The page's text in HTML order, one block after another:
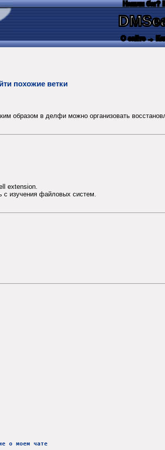
Нашли баг?
О сайте →
похожие ветки
образом в делфи можно организовать
extension.
с изучения файловых систем.
о моем чате